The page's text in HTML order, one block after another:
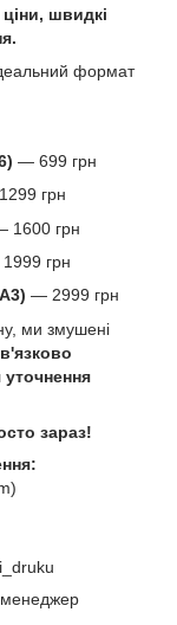
ціни, швидкі
формат
— 699 грн
грн
1600 грн
грн
— 2999 грн
ми змушені
зараз!
менеджер